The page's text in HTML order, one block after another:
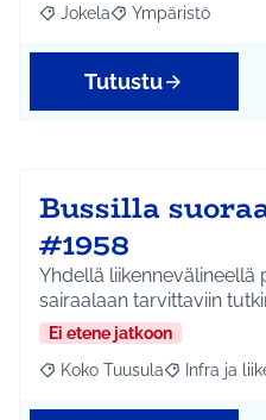
Rajaa tulokset aihepiirin
Jokela Rajaa tulokset
Ympäristö
Tutustu
Bussilla
#1958
Yhdellä liikennevälineellä
sairaalaan tarvittaviin
Ei etene jatkoon
Rajaa tulokset aihepiirin
Koko Tuusula RajaaInfra ja